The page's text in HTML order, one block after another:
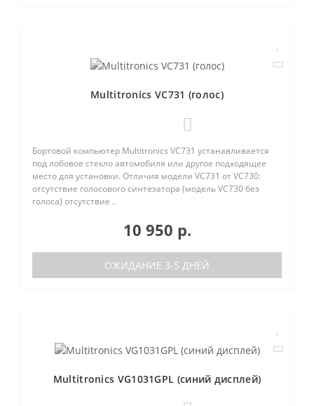
Multitronics VC731 (голос)
Бортовой компьютер Multitronics VC731 устанавливается
под лобовое стекло автомобиля или другое подходящее
место для установки. Отличия модели VC731 от VC730:
отсутствие голосового синтезатора (модель VC730 без
голоса) отсутствие ..
10 950 р.
ОЖИДАНИЕ 3-5 ДНЕЙ
Multitronics VG1031GPL (синий дисплей)